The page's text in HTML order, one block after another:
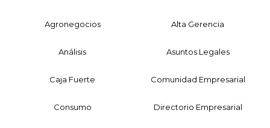
Agronegocios Alta Gerencia
Análisis Asuntos Legales
Caja Fuerte Comunidad Empresarial
Consumo Directorio Empresarial